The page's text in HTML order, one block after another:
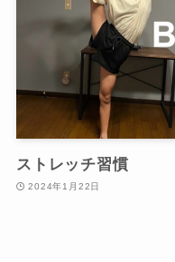
ストレッチ習慣
2024年1月22日